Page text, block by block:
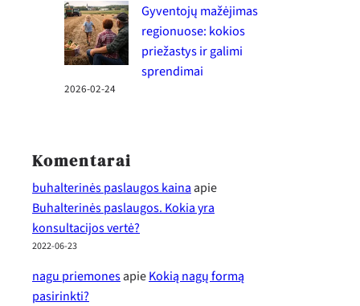
Gyventojų mažėjimas
regionuose: kokios
priežastys ir galimi
sprendimai
2026-02-24
Komentarai
buhalterinės paslaugos kainaapie
Buhalterinės paslaugos. Kokia yra
konsultacijos vertė?
2022-06-23
nagu priemonesapieKokią nagų formą
pasirinkti?